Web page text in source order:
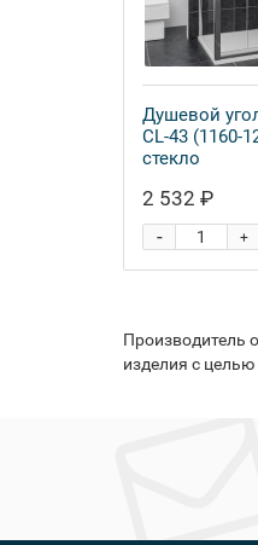
Душевой
CL-43 (1160-
стекло
2 532 ₽
+
-
Производитель
изделия с